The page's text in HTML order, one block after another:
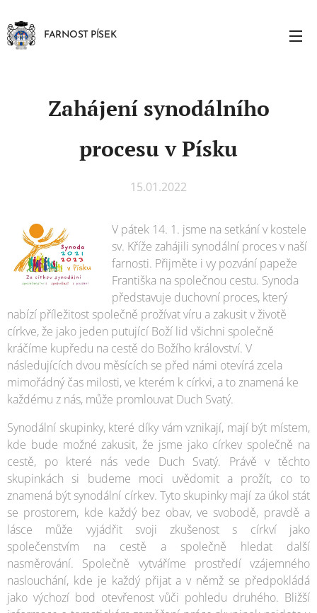
FARNOST PÍSEK
Zahájení synodálního
procesu v Písku
15.01.2022
V pátek 14. 1. jsme na setkání v kostele
sv. Kříže zahájili synodální proces v naší
farnosti. Přijměte i vy pozvání papeže
Františka na společnou cestu. Synoda
představuje duchovní proces, který
nabízí příležitost společně prožívat víru a zakusit v životě
církve, že jako jeden putující Boží lid všichni společně
kráčíme kupředu na cestě do Božího království. V
následujících dvou měsících se před námi otevírá zcela
mimořádný čas milosti, ve kterém k církvi, a to znamená ke
každému z nás, může promlouvat Duch Svatý.
Synodální skupinky, které díky vám vznikají, mají být místem,
kde bude možné zakusit, že jsme jako církev společně na
cestě, po které nás vede Duch Svatý. Právě v těchto
skupinkách si budeme moci uvědomit a prožít, co to
znamená být synodální církev. Tyto skupinky mají za úkol stát
se prostorem, kde každý bez obav, ve svobodě, pravdě a
lásce může vyjádřit svoji zkušenost s církví jako
společenstvím na cestě a společně hledat další
nasměrování. Společně vytváříme prostředí vzájemného
naslouchání, kde je každý přijat a v němž se předpokládá
jako výchozí bod otevřenost vůči pohledu druhého. Bližší